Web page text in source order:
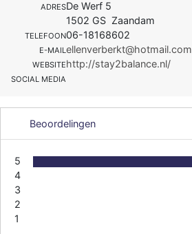
ADRESDe Werf 5
1502 GS Zaandam
TELEFOON06-18168602
E-MAILellenverberkt@hotmail.com
WEBSITEhttp://stay2balance.nl/
SOCIAL MEDIA
Beoordelingen
5
4
3
2
1